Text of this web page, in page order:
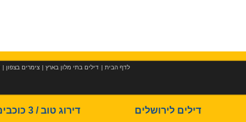
לדף הבית | דילים בתי מלון בארץ | צימרים בצפון |
דילים לירושלים דירוג טוב / 3 כוכבים